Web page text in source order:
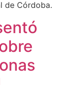
de Córdoba.